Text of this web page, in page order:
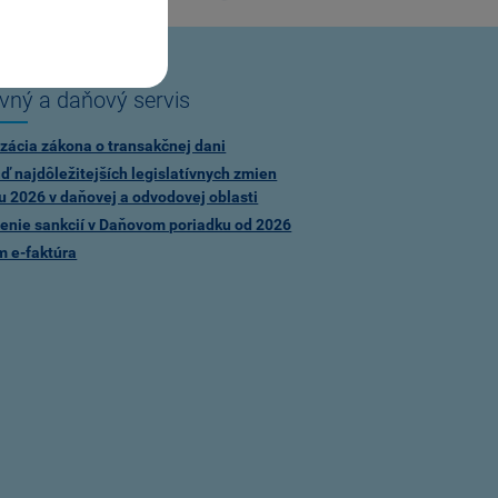
a daňový servis
zákona o transakčnej dani
najdôležitejších legislatívnych zmien
2026 v daňovej a odvodovej oblasti
sankcií v Daňovom poriadku od 2026
e-faktúra